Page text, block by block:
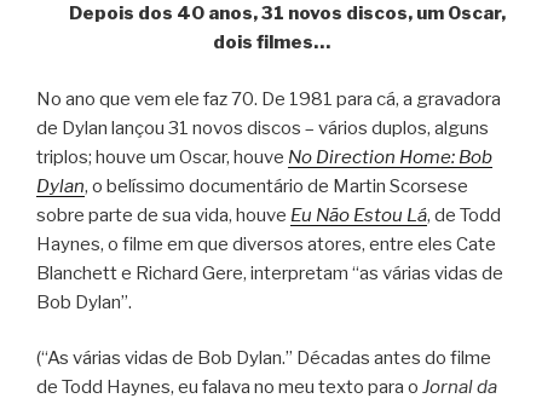
Depois dos 40 anos, 31 novos discos, um Oscar,
dois filmes…
No ano que vem ele faz 70. De 1981 para cá, a gravadora
de Dylan lançou 31 novos discos – vários duplos, alguns
triplos; houve um Oscar, houve No Direction Home: Bob
Dylan, o belíssimo documentário de Martin Scorsese
sobre parte de sua vida, houve Eu Não Estou Lá, de Todd
Haynes, o filme em que diversos atores, entre eles Cate
Blanchett e Richard Gere, interpretam “as várias vidas de
Bob Dylan”.
(“As várias vidas de Bob Dylan.” Décadas antes do filme
de Todd Haynes, eu falava no meu texto para o Jornal da